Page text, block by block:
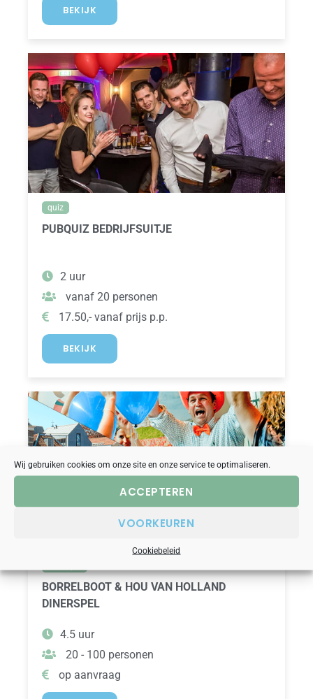
Wij gebruiken cookies om onze site en onze service te optimaliseren.
ACCEPTEREN
VOORKEUREN
Cookiebeleid
BEKIJK
quiz
PUBQUIZ BEDRIJFSUITJE
2 uur
vanaf 20 personen
17.50,- vanaf prijs p.p.
BEKIJK
bekend van TV
BORRELBOOT & HOU VAN HOLLAND
DINERSPEL
4.5 uur
20 - 100 personen
op aanvraag